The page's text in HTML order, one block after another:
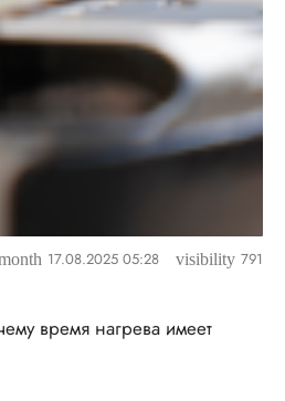
17.08.2025 05:28 visibility 791
время нагрева имеет